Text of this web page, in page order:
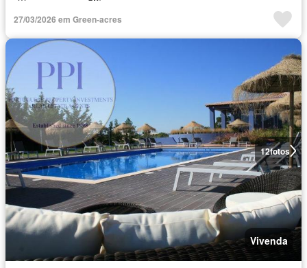
27/03/2026 em Green-acres
12fotos
Vivenda